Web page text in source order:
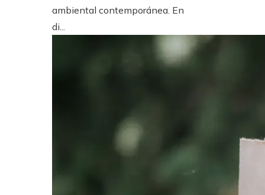
ambiental contemporánea. En
di...